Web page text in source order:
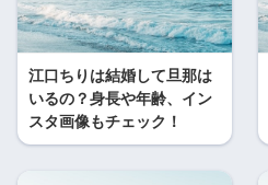
江口ちりは結婚して旦那は
いるの？身長や年齢、イン
スタ画像もチェック！